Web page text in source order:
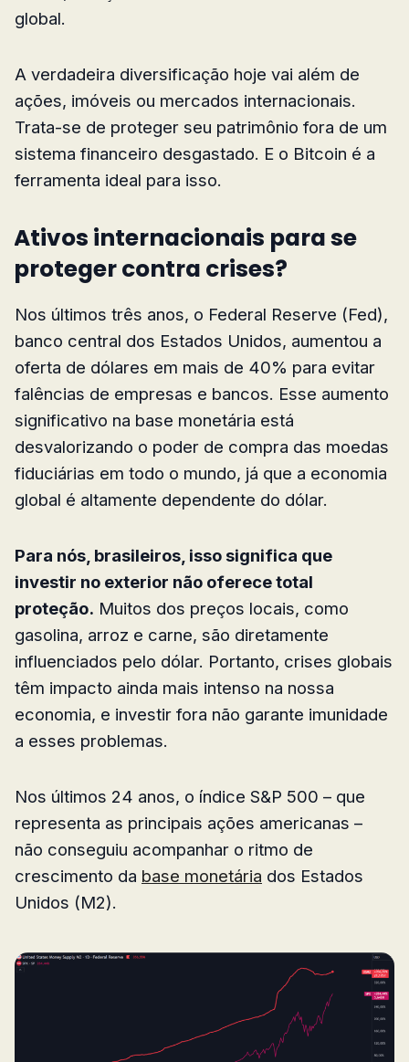
global.
A verdadeira diversificação hoje vai além de
ações, imóveis ou mercados internacionais.
Trata-se de proteger seu patrimônio fora de um
sistema financeiro desgastado. E o Bitcoin é a
ferramenta ideal para isso.
Ativos internacionais para se
proteger contra crises?
Nos últimos três anos, o Federal Reserve (Fed),
banco central dos Estados Unidos, aumentou a
oferta de dólares em mais de 40% para evitar
falências de empresas e bancos. Esse aumento
significativo na base monetária está
desvalorizando o poder de compra das moedas
fiduciárias em todo o mundo, já que a economia
global é altamente dependente do dólar.
Para nós, brasileiros, isso significa que
investir no exterior não oferece total
proteção. Muitos dos preços locais, como
gasolina, arroz e carne, são diretamente
influenciados pelo dólar. Portanto, crises globais
têm impacto ainda mais intenso na nossa
economia, e investir fora não garante imunidade
a esses problemas.
Nos últimos 24 anos, o índice S&P 500 – que
representa as principais ações americanas –
não conseguiu acompanhar o ritmo de
crescimento da base monetária dos Estados
Unidos (M2).